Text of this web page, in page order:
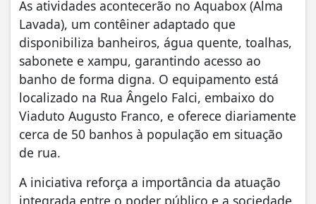
As atividades acontecerão no Aquabox (Alma
Lavada), um contêiner adaptado que
disponibiliza banheiros, água quente, toalhas,
sabonete e xampu, garantindo acesso ao
banho de forma digna. O equipamento está
localizado na Rua Ângelo Falci, embaixo do
Viaduto Augusto Franco, e oferece diariamente
cerca de 50 banhos à população em situação
de rua.
A iniciativa reforça a importância da atuação
integrada entre o poder público e a sociedade